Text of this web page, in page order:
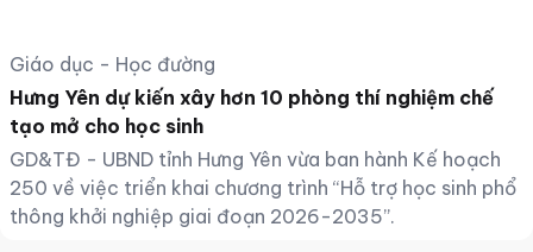
Giáo dục - Học đường
Hưng Yên dự kiến xây hơn 10 phòng thí nghiệm chế
tạo mở cho học sinh
GD&TĐ - UBND tỉnh Hưng Yên vừa ban hành Kế hoạch
250 về việc triển khai chương trình “Hỗ trợ học sinh phổ
thông khởi nghiệp giai đoạn 2026-2035”.